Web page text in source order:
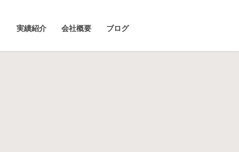
実績紹介 会社概要 ブログ